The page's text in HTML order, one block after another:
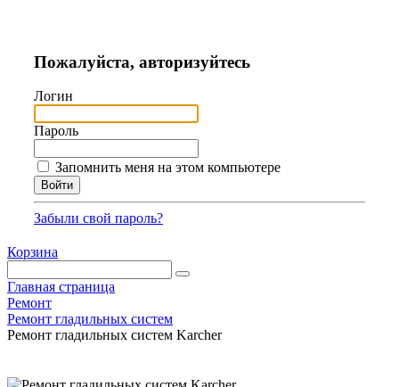
Пожалуйста, авторизуйтесь
Логин
Пароль
Запомнить меня на этом компьютере
Забыли свой пароль?
Корзина
Главная страница
Ремонт
Ремонт гладильных систем
Ремонт гладильных систем Karcher